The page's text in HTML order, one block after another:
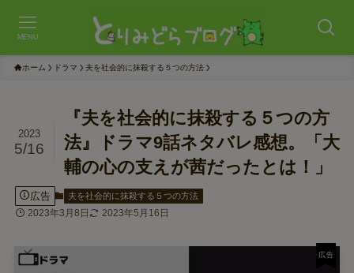
MENU
ホーム ドラマ 夫を社会的に抹殺する５つの方法
『夫を社会的に抹殺する５つの方
法』ドラマ9話ネタバレ感想。「大
輔の心の支えが茜だったとは！」
2023
5/16
広告 夫を社会的に抹殺する５つの方法
2023年3月8日 2023年5月16日